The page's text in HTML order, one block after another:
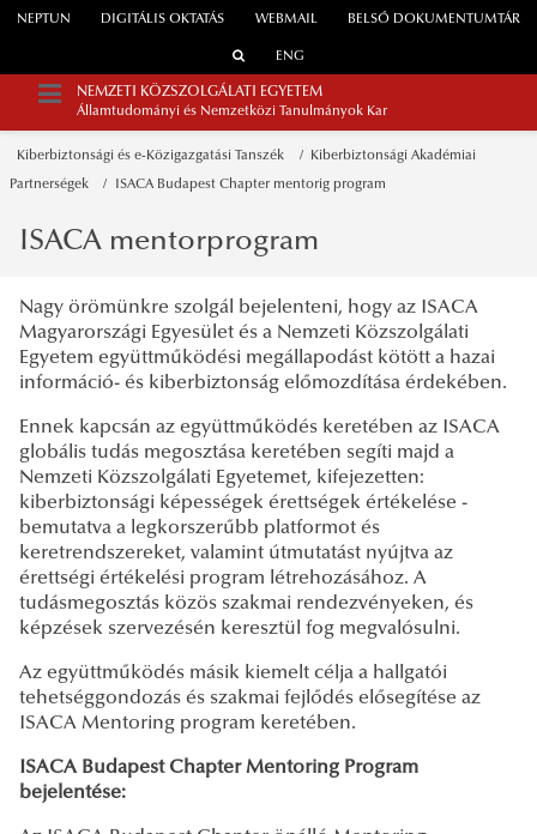
WEBMAIL
NEPTUN DIGITÁLIS OKTATÁS BELSŐ DOKUMENTUMTÁR
ENG
NEMZETI KÖZSZOLGÁLATI EGYETEM
Államtudományi és Nemzetközi Tanulmányok Kar
Kiberbiztonsági és e-Közigazgatási Tanszék Kiberbiztonsági Akadémiai
Partnerségek ISACA Budapest Chapter mentorig program
ISACA mentorprogram
Nagy örömünkre szolgál bejelenteni, hogy az ISACA
Magyarországi Egyesület és a Nemzeti Közszolgálati
Egyetem együttműködési megállapodást kötött a hazai
információ- és kiberbiztonság előmozdítása érdekében.
Ennek kapcsán az együttműködés keretében az ISACA
globális tudás megosztása keretében segíti majd a
Nemzeti Közszolgálati Egyetemet, kifejezetten:
kiberbiztonsági képességek érettségek értékelése -
bemutatva a legkorszerűbb platformot és
keretrendszereket, valamint útmutatást nyújtva az
érettségi értékelési program létrehozásához. A
tudásmegosztás közös szakmai rendezvényeken, és
képzések szervezésén keresztül fog megvalósulni.
Az együttműködés másik kiemelt célja a hallgatói
tehetséggondozás és szakmai fejlődés elősegítése az
ISACA Mentoring program keretében.
ISACA Budapest Chapter Mentoring Program
bejelentése: